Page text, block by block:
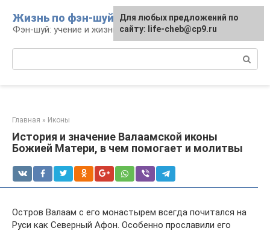
контенту
Жизнь по фэн-шуй
Фэн-шуй: учение и жизнь
Главная » Иконы
История и значение Валаамской иконы
Божией Матери, в чем помогает и молитвы
Остров Валаам с его монастырем всегда почитался на
Руси как Северный Афон. Особенно прославили его
Для любых предложений по
сайту: life-cheb@cp9.ru
Для любых предложений по
сайту: life-cheb@cp9.ru